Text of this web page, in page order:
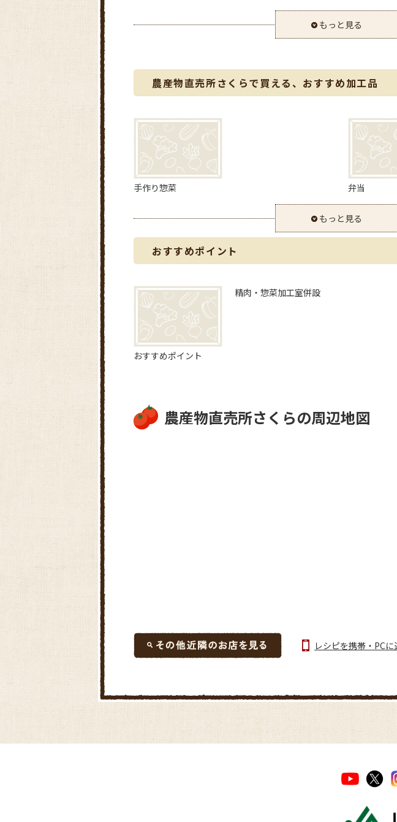
もっと見る
農産物直売所さくらで買える、おすすめ加工品
手作り惣菜 弁当
もっと見る
おすすめポイント
おすすめポイント
精肉・惣菜加工室併設
農産物直売所さくらの周辺地図
レシピを携帯・PCに